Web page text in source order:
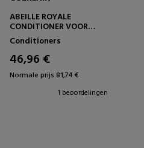
ABEILLE ROYALE
CONDITIONER VOOR
HOOFDHUID- EN
HAARVERZORGING
Conditioners
46,96 €
Normale prijs 81,74 €
1 beoordelingen